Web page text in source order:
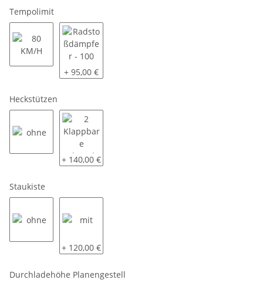
Tempolimit
80 KM/HRadstoßdämpfer - 100 KM/H
+ 95,00 €
Heckstützen
2 Klappbare Schwerlaststützen
+ 140,00 €
Staukiste
mit
+ 120,00 €
Durchladehöhe Planengestell